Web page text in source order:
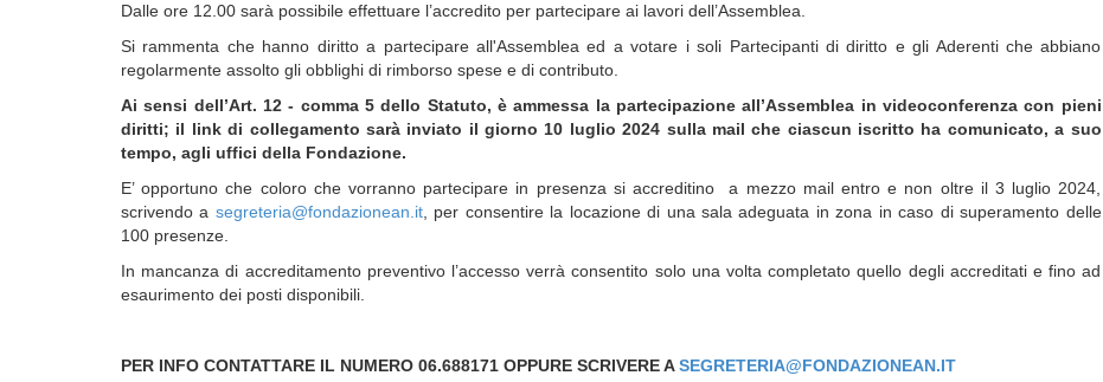
Dalle ore 12.00 sarà possibile effettuare l’accredito per partecipare ai lavori dell’Assemblea.
Si rammenta che hanno diritto a partecipare all'Assemblea ed a votare i soli Partecipanti di diritto e gli Aderenti che abbiano
regolarmente assolto gli obblighi di rimborso spese e di contributo.
Ai sensi dell’Art. 12 - comma 5 dello Statuto, è ammessa la partecipazione all’Assemblea in videoconferenza con pieni
diritti; il link di collegamento sarà inviato il giorno 10 luglio 2024 sulla mail che ciascun iscritto ha comunicato, a suo
tempo, agli uffici della Fondazione.
E’ opportuno che coloro che vorranno partecipare in presenza si accreditino a mezzo mail entro e non oltre il 3 luglio 2024,
scrivendo a segreteria@fondazionean.it, per consentire la locazione di una sala adeguata in zona in caso di superamento delle
100 presenze.
In mancanza di accreditamento preventivo l’accesso verrà consentito solo una volta completato quello degli accreditati e fino ad
esaurimento dei posti disponibili.
PER INFO CONTATTARE IL NUMERO 06.688171 OPPURE SCRIVERE ASEGRETERIA@FONDAZIONEAN.IT